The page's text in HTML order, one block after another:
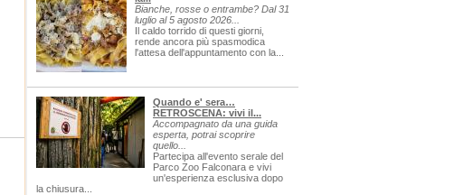
Bianche, rosse o entrambe? Dal 31
luglio al 5 agosto 2026...
Il caldo torrido di questi giorni,
rende ancora più spasmodica
l'attesa dell'appuntamento con la...
Quando e' sera…
RETROSCENA: vivi il...
Accompagnato da una guida
esperta, potrai scoprire
quello...
Partecipa all'evento serale del
Parco Zoo Falconara e vivi
un'esperienza esclusiva dopo
la chiusura...